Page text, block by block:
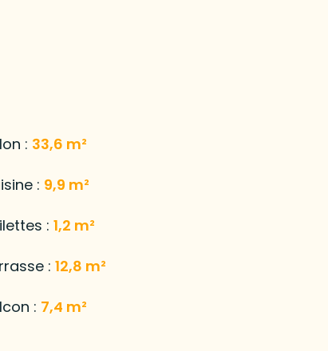
: 33,6 m²
: 9,9 m²
: 1,2 m²
: 12,8 m²
: 7,4 m²